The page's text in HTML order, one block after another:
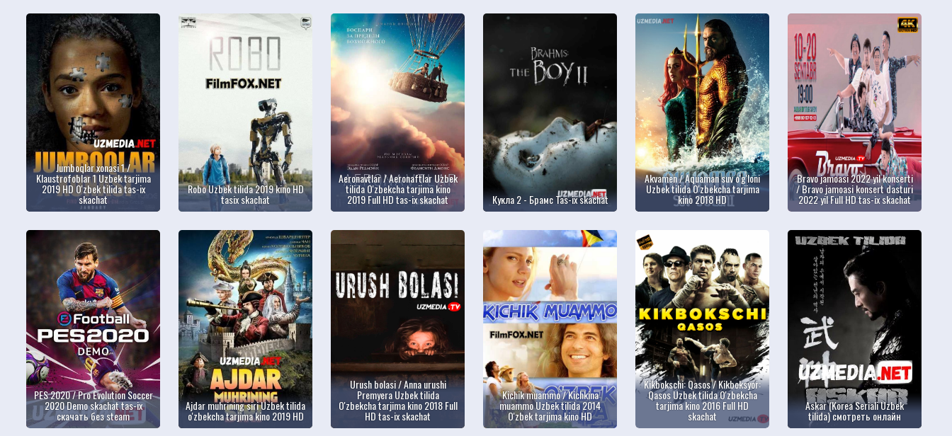
Jumboqlar xonasi 1 /
Klaustrofoblar 1 Uzbek tarjima
2019 HD O'zbek tilida tas-ix
skachat
Robo Uzbek tilida 2019 kino HD
tasix skachat
Aeronavtlar / Aeronaftlar Uzbek
tilida O'zbekcha tarjima kino
2019 Full HD tas-ix skachat Кукла 2 - Брамс Tas-ix skachat
Akvamen / Aquaman suv o'g'loni
Uzbek tilida O'zbekcha tarjima
kino 2018 HD
Bravo jamoasi 2022 yil konserti
/ Bravo jamoasi konsert dasturi
2022 yil Full HD tas-ix skachat
PES 2020 / Pro Evolution Soccer
2020 Demo skachat tas-ix
скачать без steam
Ajdar muhrining siri Uzbek tilida
o'zbekcha tarjima kino 2019 HD
Urush bolasi / Anna urushi
Premyera Uzbek tilida
O'zbekcha tarjima kino 2018 Full
HD tas-ix skachat
Kichik muammo / Kichkina
muammo Uzbek tilida 2014
O'zbek tarjima kino HD
Kikbokschi: Qasos / Kikboksyor:
Qasos Uzbek tilida O'zbekcha
tarjima kino 2016 Full HD
skachat
Askar (Korea Seriali Uzbek
tilida) смотреть онлайн